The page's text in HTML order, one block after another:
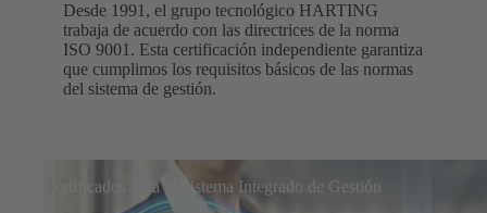
Desde 1991, el grupo tecnológico HARTING
trabaja de acuerdo con las directrices de la norma
ISO 9001. Esta certificación independiente garantiza
que cumplimos los requisitos básicos de las normas
del sistema de gestión.
Certificados para el Sistema Integrado de Gestión